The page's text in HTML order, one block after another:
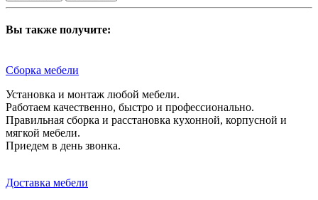
Вы также получите:
Сборка мебели
Установка и монтаж любой мебели.
Работаем качественно, быстро и профессионально.
Правильная сборка и расстановка кухонной, корпусной и
мягкой мебели.
Приедем в день звонка.
Доставка мебели